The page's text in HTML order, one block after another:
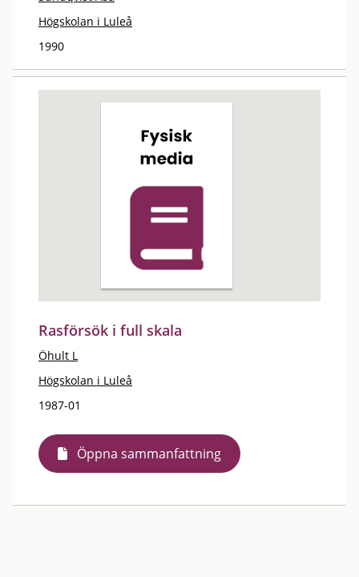
Högskolan i Luleå
1990
Rasförsök i full skala
Öhult L
Högskolan i Luleå
1987-01
Öppna sammanfattning